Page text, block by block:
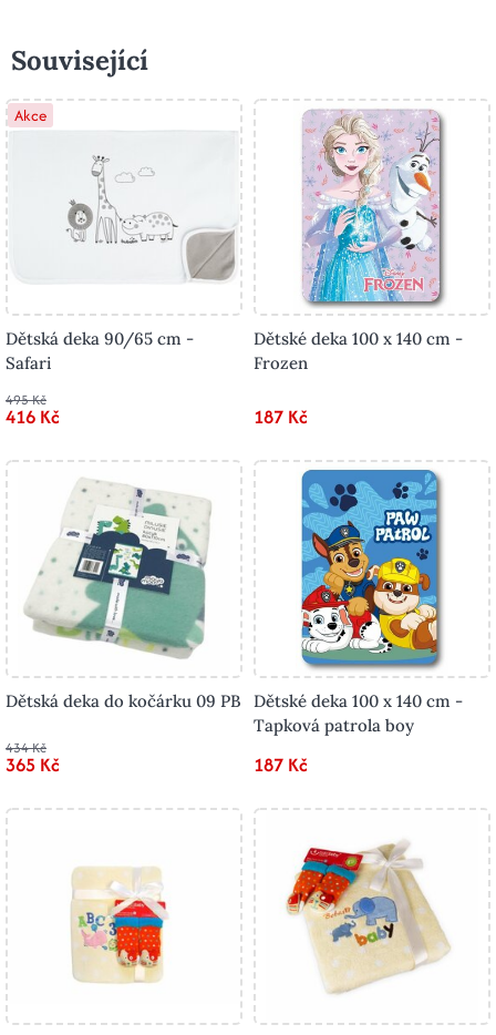
Související
Akce
Dětská deka 90/65 cm -
Safari
495 Kč
416 Kč
Dětské deka 100 x 140 cm -
Frozen
187 Kč
Dětská deka do kočárku 09 PB
434 Kč
365 Kč
Dětské deka 100 x 140 cm -
Tapková patrola boy
187 Kč